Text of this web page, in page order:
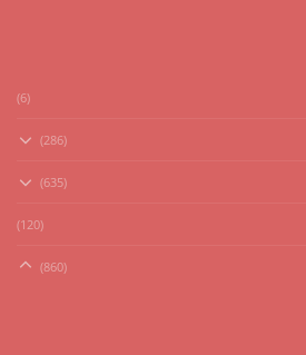
(6)
(286)
(635)
(120)
(860)